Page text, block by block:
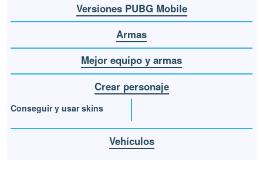
Versiones PUBG Mobile
Armas
Mejor equipo y armas
Crear personaje
Conseguir y usar skins
Vehículos